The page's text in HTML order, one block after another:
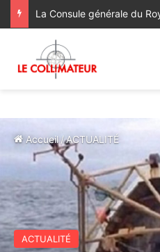
Accueil/ACTUALITÉ
ACTUALITÉ